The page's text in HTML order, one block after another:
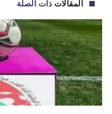
المقالات ذات الصلة